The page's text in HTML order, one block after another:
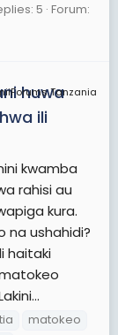
5 Forum:
Tanzania
huwa
ili
kwamba
rahisi au
kura.
na ushahidi?
haitaki
matokeo